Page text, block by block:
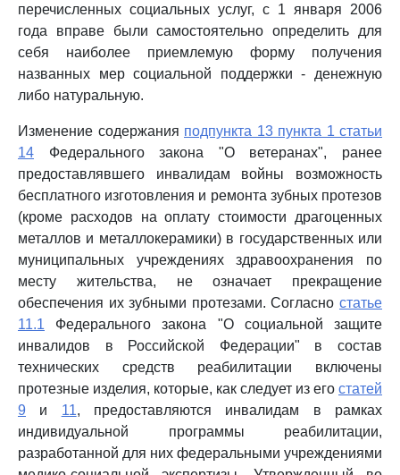
перечисленных социальных услуг, с 1 января 2006
года вправе были самостоятельно определить для
себя наиболее приемлемую форму получения
названных мер социальной поддержки - денежную
либо натуральную.
Изменение содержания подпункта 13 пункта 1 статьи
14 Федерального закона "О ветеранах", ранее
предоставлявшего инвалидам войны возможность
бесплатного изготовления и ремонта зубных протезов
(кроме расходов на оплату стоимости драгоценных
металлов и металлокерамики) в государственных или
муниципальных учреждениях здравоохранения по
месту жительства, не означает прекращение
обеспечения их зубными протезами. Согласно статье
11.1 Федерального закона "О социальной защите
инвалидов в Российской Федерации" в состав
технических средств реабилитации включены
протезные изделия, которые, как следует из его статей
9 и 11, предоставляются инвалидам в рамках
индивидуальной программы реабилитации,
разработанной для них федеральными учреждениями